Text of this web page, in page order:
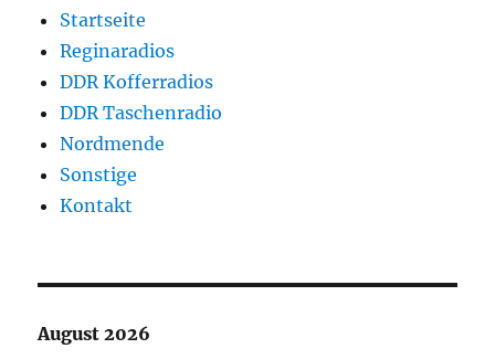
Startseite
Reginaradios
DDR Kofferradios
DDR Taschenradio
Nordmende
Sonstige
Kontakt
August 2026